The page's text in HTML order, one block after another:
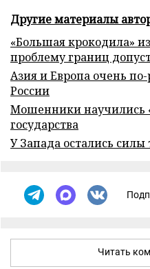
Другие материалы
«Большая крокодила»
проблему границ
Азия и Европа очень
России
Мошенники научились
государства
У Запада остались
Читать